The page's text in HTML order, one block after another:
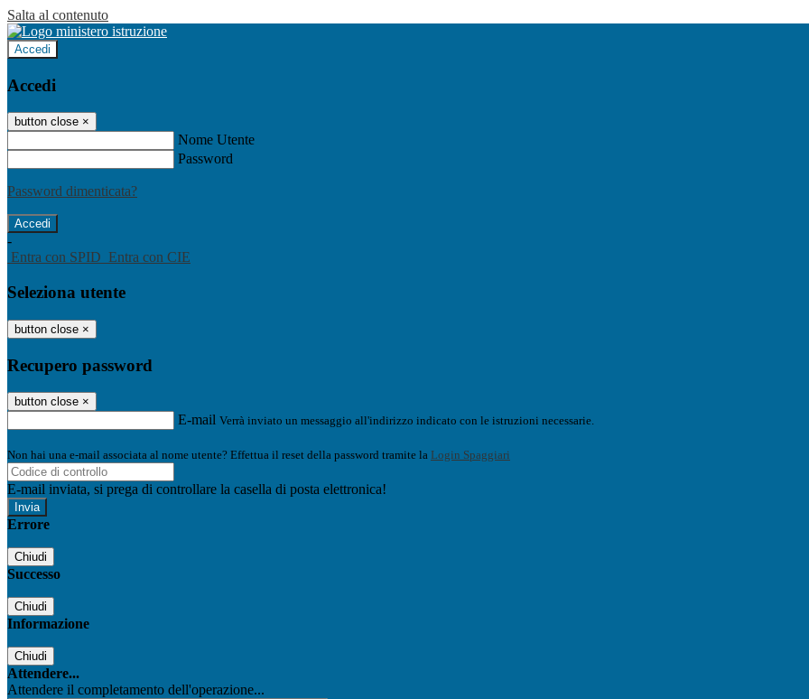
Salta al contenuto
Accedi
Accedi
button close ×
Nome Utente
Password
Password dimenticata?
-
Entra con SPID Entra con CIE
Seleziona utente
button close ×
Recupero password
button close ×
E-mail Verrà inviato un messaggio all'indirizzo indicato con le istruzioni necessarie.
Non hai una e-mail associata al nome utente? Effettua il reset della password tramite la Login Spaggiari
E-mail inviata, si prega di controllare la casella di posta elettronica!
Errore
Chiudi
Successo
Chiudi
Informazione
Chiudi
Attendere...
Attendere il completamento dell'operazione...